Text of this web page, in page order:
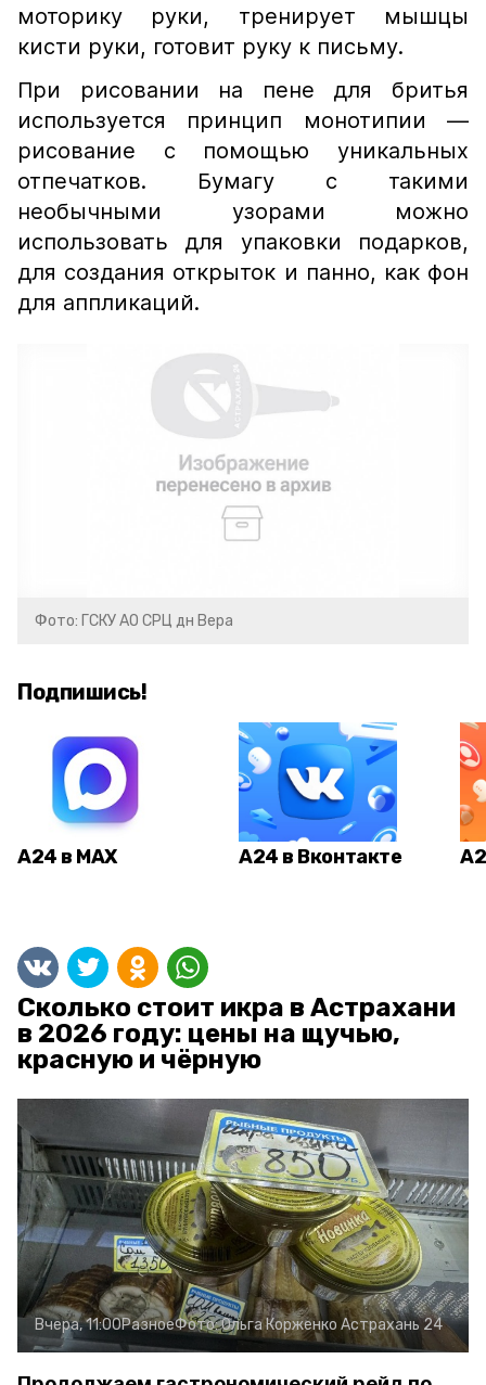
моторику руки, тренирует мышцы
кисти руки, готовит руку к письму.
При рисовании на пене для бритья
используется принцип монотипии —
рисование с помощью уникальных
отпечатков. Бумагу с такими
необычными узорами можно
использовать для упаковки подарков,
для создания открыток и панно, как фон
для аппликаций.
Фото: ГСКУ АО СРЦ дн Вера
Подпишись!
А24 в MAX А24 в Вконтакте
Сколько стоит икра в Астрахани
в 2026 году: цены на щучью,
красную и чёрную
Вчера, 11:00РазноеФото:Ольга Корженко Астрахань 24